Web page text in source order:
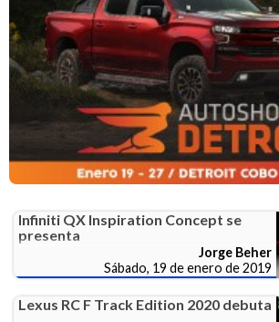
Infiniti QX Inspiration Concept se
presenta
Jorge Beher
Sábado, 19 de enero de 2019
Lexus RC F Track Edition 2020 debuta